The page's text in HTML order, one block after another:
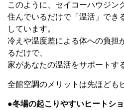
このように、セイコーハウジン
住んでいるだけで「温活」でき
しています。
冷えや温度差による体への負担
るだけで、
家があなたの温活をサポートす
全館空調のメリットは先ほども
●冬場の起こりやすいヒートシ